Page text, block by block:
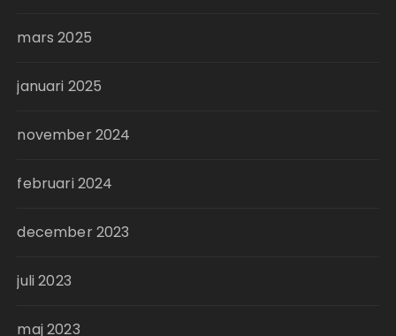
mars 2025
januari 2025
november 2024
februari 2024
december 2023
juli 2023
maj 2023